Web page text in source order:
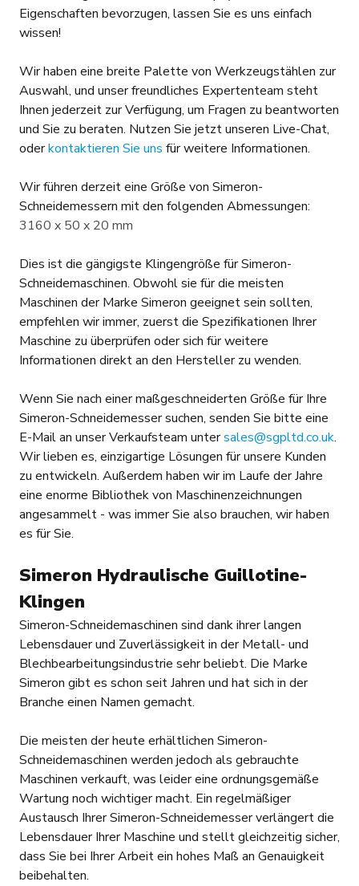
Eigenschaften bevorzugen, lassen Sie es uns einfach
wissen!
Wir haben eine breite Palette von Werkzeugstählen zur
Auswahl, und unser freundliches Expertenteam steht
Ihnen jederzeit zur Verfügung, um Fragen zu beantworten
und Sie zu beraten. Nutzen Sie jetzt unseren Live-Chat,
oderkontaktieren Sie uns für weitere Informationen.
Wir führen derzeit eine Größe von Simeron-
Schneidemessern mit den folgenden Abmessungen:
3160 x 50 x 20 mm
Dies ist die gängigste Klingengröße für Simeron-
Schneidemaschinen. Obwohl sie für die meisten
Maschinen der Marke Simeron geeignet sein sollten,
empfehlen wir immer, zuerst die Spezifikationen Ihrer
Maschine zu überprüfen oder sich für weitere
Informationen direkt an den Hersteller zu wenden.
Wenn Sie nach einer maßgeschneiderten Größe für Ihre
Simeron-Schneidemesser suchen, senden Sie bitte eine
E-Mail an unser Verkaufsteam untersales@sgpltd.co.uk.
Wir lieben es, einzigartige Lösungen für unsere Kunden
zu entwickeln. Außerdem haben wir im Laufe der Jahre
eine enorme Bibliothek von Maschinenzeichnungen
angesammelt - was immer Sie also brauchen, wir haben
es für Sie.
Simeron Hydraulische Guillotine-
Klingen
Simeron-Schneidemaschinen sind dank ihrer langen
Lebensdauer und Zuverlässigkeit in der Metall- und
Blechbearbeitungsindustrie sehr beliebt. Die Marke
Simeron gibt es schon seit Jahren und hat sich in der
Branche einen Namen gemacht.
Die meisten der heute erhältlichen Simeron-
Schneidemaschinen werden jedoch als gebrauchte
Maschinen verkauft, was leider eine ordnungsgemäße
Wartung noch wichtiger macht. Ein regelmäßiger
Austausch Ihrer Simeron-Schneidemesser verlängert die
Lebensdauer Ihrer Maschine und stellt gleichzeitig sicher,
dass Sie bei Ihrer Arbeit ein hohes Maß an Genauigkeit
beibehalten.